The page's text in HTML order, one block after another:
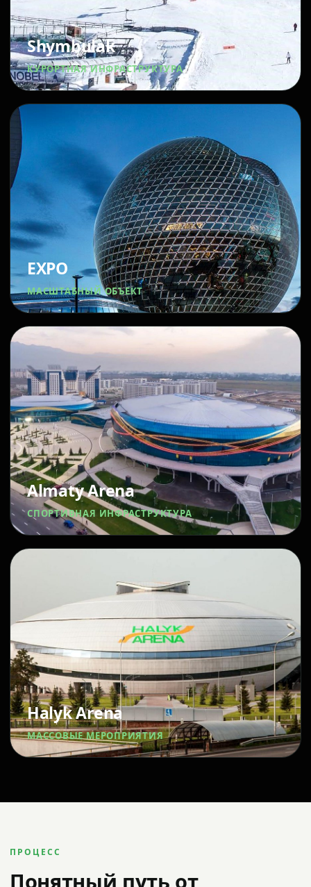
Shymbulak
КУРОРТНАЯ ИНФРАСТРУКТУРА
EXPO
МАСШТАБНЫЙ ОБЪЕКТ
Almaty Arena
СПОРТИВНАЯ ИНФРАСТРУКТУРА
Halyk Arena
МАССОВЫЕ МЕРОПРИЯТИЯ
ПРОЦЕСС
Понятный путь от